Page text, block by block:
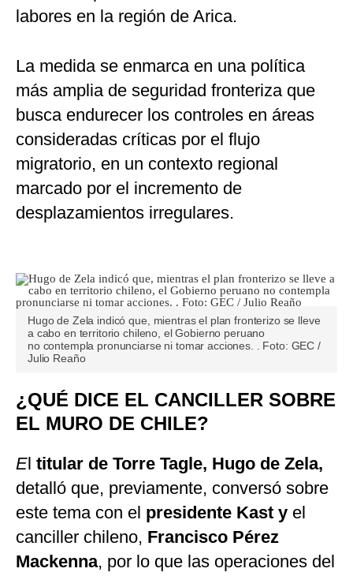
labores en la región de Arica.
La medida se enmarca en una política
más amplia de seguridad fronteriza que
busca endurecer los controles en áreas
consideradas críticas por el flujo
migratorio, en un contexto regional
marcado por el incremento de
desplazamientos irregulares.
Hugo de Zela indicó que, mientras el plan fronterizo se lleve
a cabo en territorio chileno, el Gobierno peruano
no contempla pronunciarse ni tomar acciones. . Foto: GEC /
Julio Reaño
¿QUÉ DICE EL CANCILLER SOBRE
EL MURO DE CHILE?
El titular de Torre Tagle, Hugo de Zela,
detalló que, previamente, conversó sobre
este tema con el presidente Kast y el
canciller chileno, Francisco Pérez
Mackenna, por lo que las operaciones del